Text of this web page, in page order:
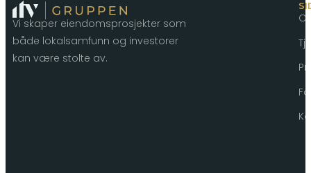
Vi skaper eiendomsprosjekter som
både lokalsamfunn og investorer
kan være stolte av.